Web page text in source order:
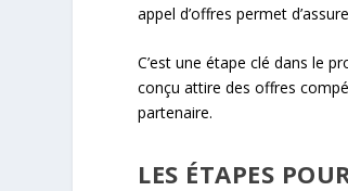
appel d’offres permet
C’est une étape clé dans le
conçu attire des offres
partenaire.
LES ÉTAPES